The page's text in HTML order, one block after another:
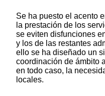
Se ha puesto el acento
la prestación de los
se eviten disfunciones
y los de las restantes
ello se ha diseñado un
coordinación de ámbito
en todo caso, la
locales.